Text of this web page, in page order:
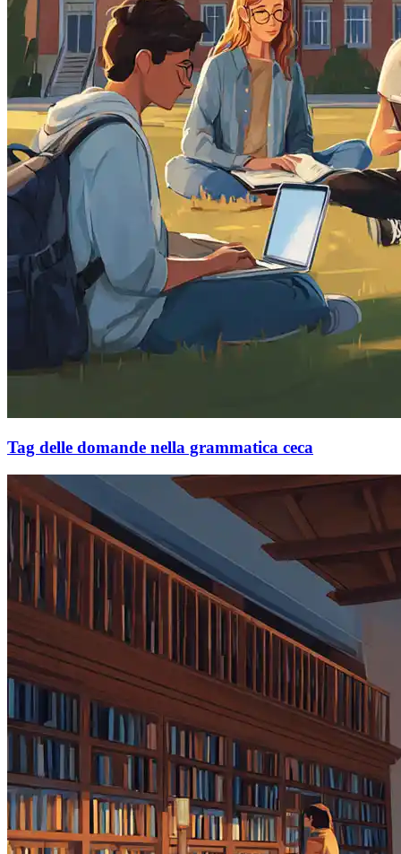
Tag delle domande nella grammatica ceca